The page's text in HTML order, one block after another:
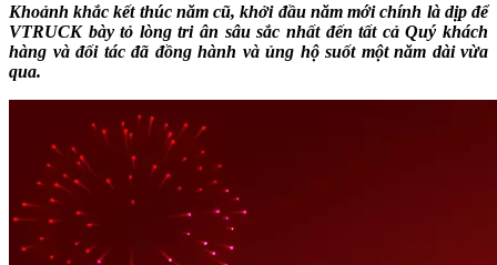
Khoảnh khắc kết thúc năm cũ, khởi đầu năm mới chính là dịp để
VTRUCK bày tỏ lòng tri ân sâu sắc nhất đến tất cả Quý khách
hàng và đối tác đã đồng hành và ủng hộ suốt một năm dài vừa
qua.